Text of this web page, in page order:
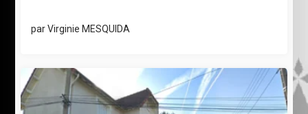
parVirginie MESQUIDA